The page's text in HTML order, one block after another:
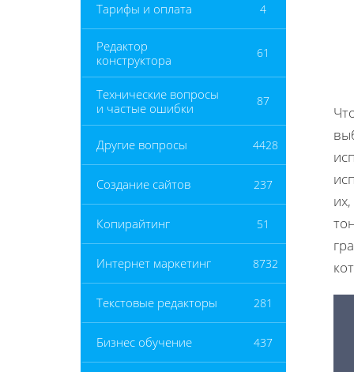
Тарифы и оплата 4
Редактор
конструктора
61
Технические вопросы
и частые ошибки
87
Другие вопросы 4428
Создание сайтов 237
Копирайтинг 51
Интернет маркетинг 8732
Текстовые редакторы 281
Бизнес обучение 437